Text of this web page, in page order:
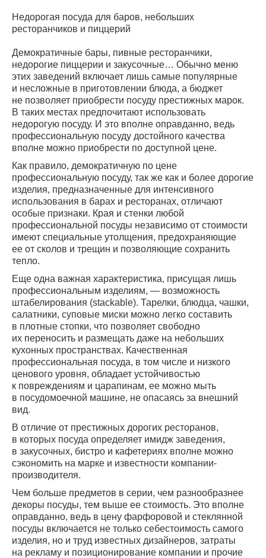
Недорогая посуда для баров, небольших
ресторанчиков и пиццерий
Демократичные бары, пивные ресторанчики,
недорогие пиццерии и закусочные… Обычно меню
этих заведений включает лишь самые популярные
и несложные в приготовлении блюда, а бюджет
не позволяет приобрести посуду престижных марок.
В таких местах предпочитают использовать
недорогую посуду. И это вполне оправданно, ведь
профессиональную посуду достойного качества
вполне можно приобрести по доступной цене.
Как правило, демократичную по цене
профессиональную посуду, так же как и более дорогие
изделия, предназначенные для интенсивного
использования в барах и ресторанах, отличают
особые признаки. Края и стенки любой
профессиональной посуды независимо от стоимости
имеют специальные утолщения, предохраняющие
ее от сколов и трещин и позволяющие сохранить
тепло.
Еще одна важная характеристика, присущая лишь
профессиональным изделиям, — возможность
штабелирования (stackable). Тарелки, блюдца, чашки,
салатники, суповые миски можно легко составить
в плотные стопки, что позволяет свободно
их переносить и размещать даже на небольших
кухонных пространствах. Качественная
профессиональная посуда, в том числе и низкого
ценового уровня, обладает устойчивостью
к повреждениям и царапинам, ее можно мыть
в посудомоечной машине, не опасаясь за внешний
вид.
В отличие от престижных дорогих ресторанов,
в которых посуда определяет имидж заведения,
в закусочных, бистро и кафетериях вполне можно
сэкономить на марке и известности компании-
производителя.
Чем больше предметов в серии, чем разнообразнее
декоры посуды, тем выше ее стоимость. Это вполне
оправданно, ведь в цену фарфоровой и стеклянной
посуды включается не только себестоимость самого
изделия, но и труд известных дизайнеров, затраты
на рекламу и позиционирование компании и прочие